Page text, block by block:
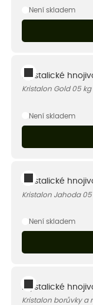
Není skladem
Krystalické
Kristalon Gold 05 kg
Není skladem
Krystalické
Kristalon Jahoda 05
Není skladem
Krystalické
Kristalon borůvky a